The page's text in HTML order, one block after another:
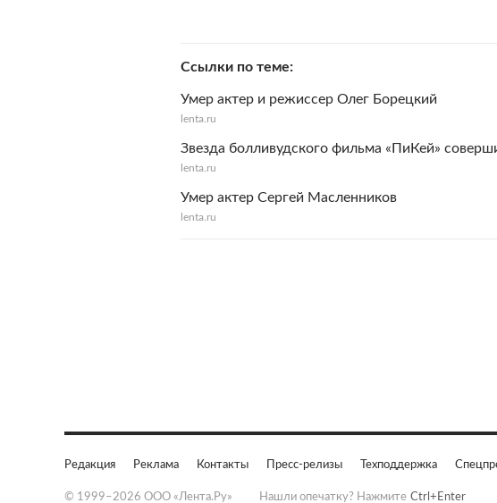
Ссылки по теме
Умер актер и режиссер Олег Борецкий
lenta.ru
Звезда болливудского фильма «ПиКей»
lenta.ru
Умер актер Сергей Масленников
lenta.ru
Редакция Реклама Контакты Пресс-релизы Техподдержка
© 1999–2026 ООО «Лента.Ру» Нашли опечатку? Нажмите Ctrl+Enter